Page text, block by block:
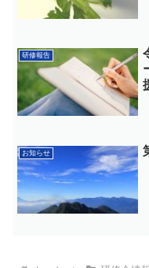
研修報告
お知らせ